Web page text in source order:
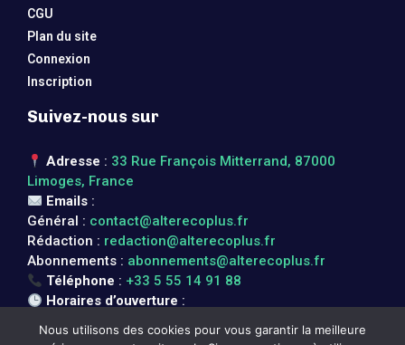
CGU
Plan du site
Connexion
Inscription
Suivez-nous sur
Adresse : 33 Rue François Mitterrand, 87000
Limoges, France
Emails :
Général : contact@alterecoplus.fr
Rédaction : redaction@alterecoplus.fr
Abonnements : abonnements@alterecoplus.fr
Téléphone : +33 5 55 14 91 88
Horaires d’ouverture :
Nous utilisons des cookies pour vous garantir la meilleure